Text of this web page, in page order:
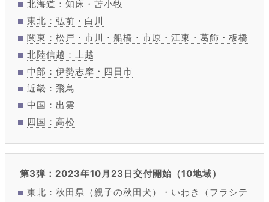
北海道：知床・苫小牧
東北：弘前・白川
関東：松戸・市川・船橋・市原・江東・葛飾・板橋
北陸信越：上越
中部：伊勢志摩・四日市
近畿：飛鳥
中国：出雲
四国：高松
第3弾：2023年10月23日交付開始（10地域）
東北：秋田県（親子の秋田犬）・いわき（フラシテ